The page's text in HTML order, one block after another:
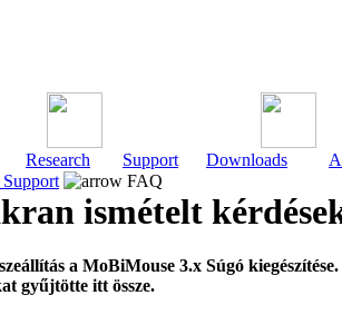
Research Support Downloads
FAQ
ismételt
a MoBiMouse 3.x Súgó
gyűjtötte itt össze.